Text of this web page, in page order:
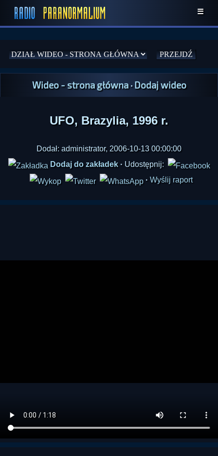
☰
Wideo - strona główna·Dodaj wideo
UFO, Brazylia, 1996 r.
Dodał: administrator, 2006-10-13 00:00:00
Dodaj do zakładek · Udostępnij:
· Wyślij raport